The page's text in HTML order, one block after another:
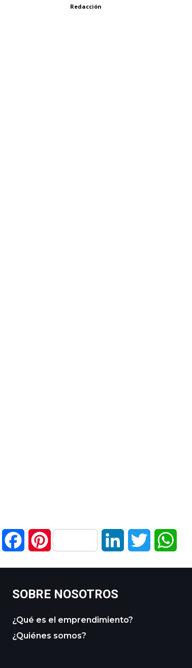
Redacción
FacebookPinterest LinkedIn Twitter
SOBRE NOSOTROS
¿Qué es el emprendimiento?
¿Quiénes somos?